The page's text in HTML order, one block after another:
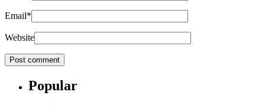
Email*
Website
Popular